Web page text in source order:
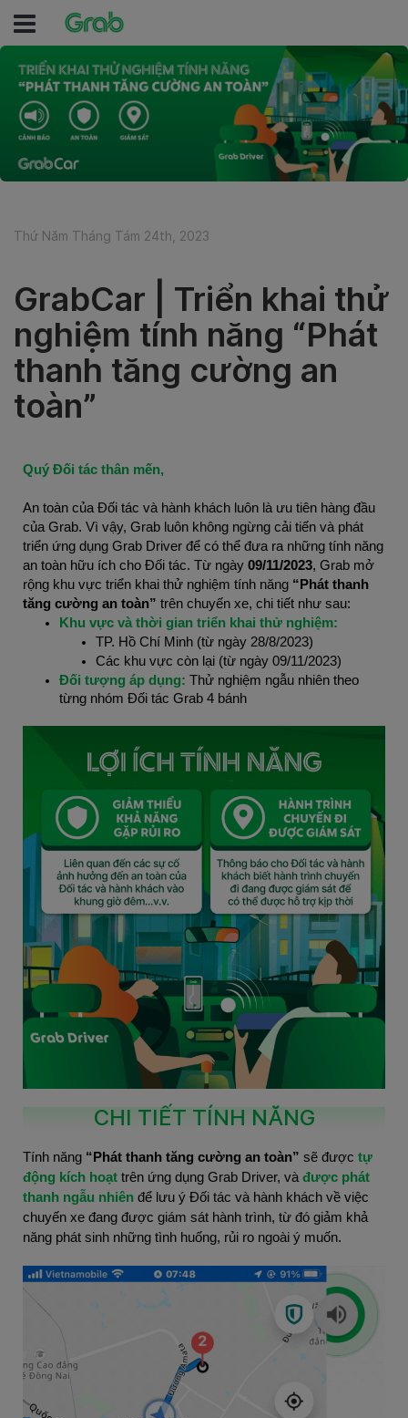
Thứ Năm Tháng Tám 24th, 2023
GrabCar | Triển khai thử
nghiệm tính năng “Phát
thanh tăng cường an
toàn”
Quý Đối tác thân mến,
An toàn của Đối tác và hành khách luôn là ưu tiên hàng đầu
của Grab. Vì vậy, Grab luôn không ngừng cải tiến và phát
triển ứng dụng Grab Driver để có thể đưa ra những tính năng
an toàn hữu ích cho Đối tác. Từ ngày 09/11/2023, Grab mở
rộng khu vực triển khai thử nghiệm tính năng “Phát thanh
tăng cường an toàn” trên chuyến xe, chi tiết như sau:
Khu vực và thời gian triển khai thử nghiệm:
TP. Hồ Chí Minh (từ ngày 28/8/2023)
Các khu vực còn lại (từ ngày 09/11/2023)
Đối tượng áp dụng: Thử nghiệm ngẫu nhiên theo
từng nhóm Đối tác Grab 4 bánh
CHI TIẾT TÍNH NĂNG
Tính năng “Phát thanh tăng cường an toàn” sẽ được tự
động kích hoạt trên ứng dụng Grab Driver, và được phát
thanh ngẫu nhiên để lưu ý Đối tác và hành khách về việc
chuyến xe đang được giám sát hành trình, từ đó giảm khả
năng phát sinh những tình huống, rủi ro ngoài ý muốn.